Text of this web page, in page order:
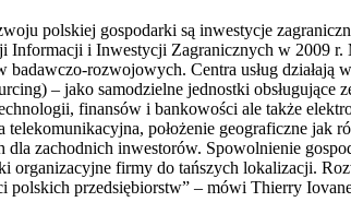
polskiej gospodarki są inwestycje
Informacji i Inwestycji Zagranicznych w 2009
badawczo-rozwojowych. Centra usług działają
– jako samodzielne jednostki
finansów i bankowości ale także
telekomunikacyjna, położenie geograficzne jak
dla zachodnich inwestorów. Spowolnienie
organizacyjne firmy do tańszych lokalizacji.
polskich przedsiębiorstw” – mówi Thierry